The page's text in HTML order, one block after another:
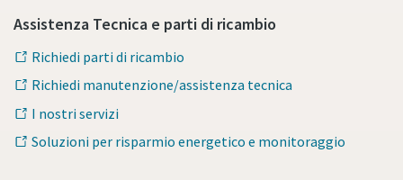
Assistenza Tecnica e parti di ricambio
Richiedi parti di ricambio
Richiedi manutenzione/assistenza tecnica
I nostri servizi
Soluzioni per risparmio energetico e monitoraggio